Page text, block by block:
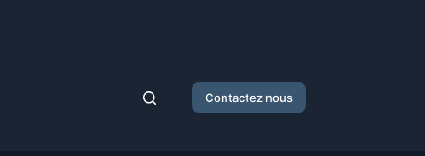
Contactez nous